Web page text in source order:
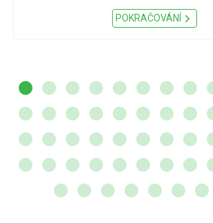
POKRAČOVÁNÍ